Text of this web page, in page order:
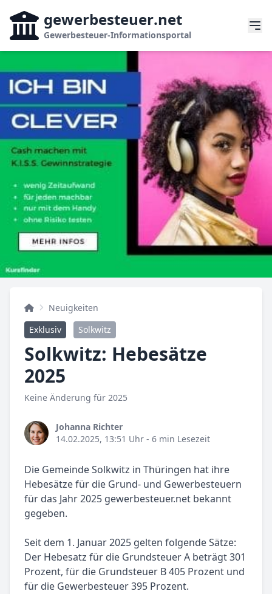
gewerbesteuer.net
Gewerbesteuer-Informationsportal
Neuigkeiten
Exklusiv
Solkwitz
Solkwitz: Hebesätze
2025
Keine Änderung für 2025
Johanna Richter
14.02.2025, 13:51 Uhr - 6 min Lesezeit
Die Gemeinde Solkwitz in Thüringen hat ihre
Hebesätze für die Grund- und Gewerbesteuern
für das Jahr 2025 gewerbesteuer.net bekannt
gegeben.
Seit dem 1. Januar 2025 gelten folgende Sätze:
Der Hebesatz für die Grundsteuer A beträgt 301
Prozent, für die Grundsteuer B 405 Prozent und
für die Gewerbesteuer 395 Prozent.